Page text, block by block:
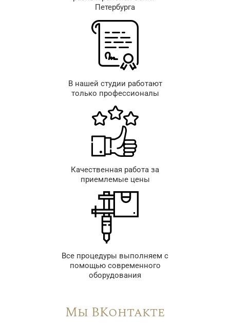
Петербурга
В нашей студии работают
только профессионалы
Качественная работа за
приемлемые цены
Все процедуры выполняем с
помощью современного
оборудования
Мы ВКонтакте